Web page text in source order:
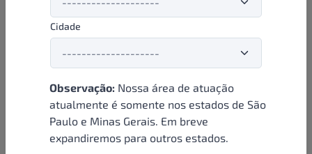
Cidade
Observação: Nossa área de atuação
atualmente é somente nos estados de São
Paulo e Minas Gerais. Em breve
expandiremos para outros estados.
Formas de pagamento
Institucional
Sobre nós
Condições e termos